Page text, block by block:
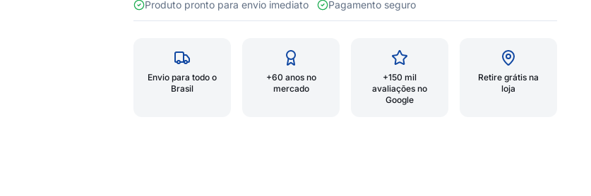
Produto pronto para envio imediato
Pagamento seguro
Envio para todo o
Brasil
+60 anos no
mercado
+150 mil
avaliações no
Google
Retire grátis na
loja